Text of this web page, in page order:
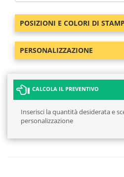
POSIZIONI E COLORI DI
PERSONALIZZAZIONE
CALCOLA IL PREVENTIVO
Inserisci la quantità desiderata e
personalizzazione